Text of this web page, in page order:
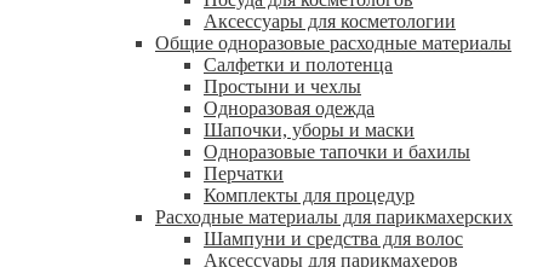
Аксессуары для косметологии
Общие одноразовые расходные материалы
Салфетки и полотенца
Простыни и чехлы
Одноразовая одежда
Шапочки, уборы и маски
Одноразовые тапочки и бахилы
Перчатки
Комплекты для процедур
Расходные материалы для парикмахерских
Шампуни и средства для волос
Аксессуары для парикмахеров